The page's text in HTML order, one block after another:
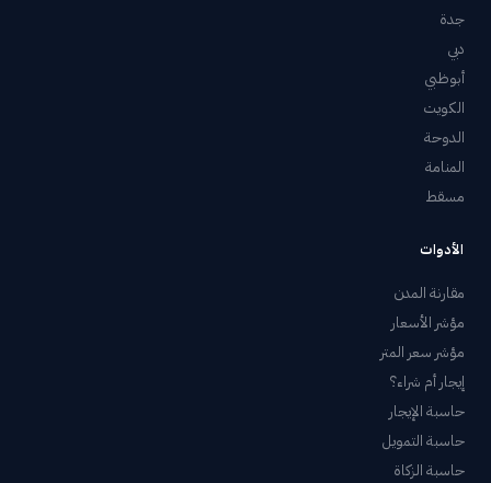
جدة
دبي
أبوظبي
الكويت
الدوحة
المنامة
مسقط
الأدوات
مقارنة المدن
مؤشر الأسعار
مؤشر سعر المتر
إيجار أم شراء؟
حاسبة الإيجار
حاسبة التمويل
حاسبة الزكاة